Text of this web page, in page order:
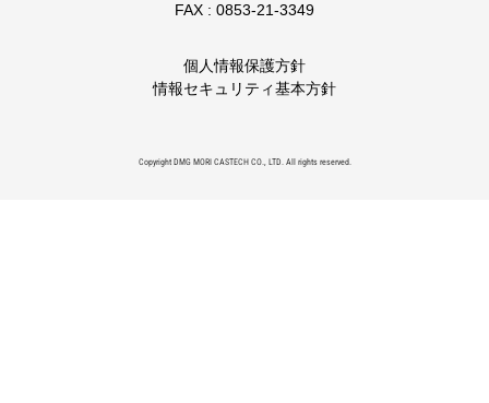
FAX : 0853-21-3349
個人情報保護方針
情報セキュリティ基本方針
Copyright DMG MORI CASTECH CO., LTD. All rights reserved.